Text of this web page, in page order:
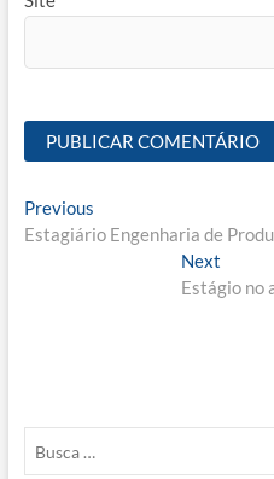
Navegação
de
PreviousPrevious
post:
Estagiário Engenharia de
Next
post:
Estágio no